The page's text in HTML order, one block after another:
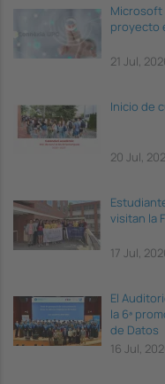
Microsoft
proyecto
21 Jul,
Inicio de
20 Jul,
visitan la
17 Jul,
El
la 6ª
de Datos
16 Jul,